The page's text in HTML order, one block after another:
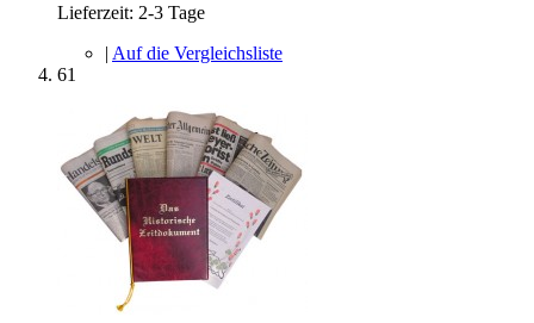
Lieferzeit: 2-3 Tage
| Auf die Vergleichsliste
61